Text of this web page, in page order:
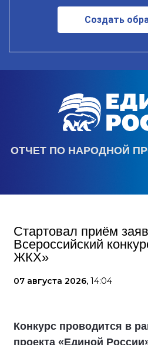
Создать
ОТЧЕТ ПО НАРОДНОЙ
Стартовал приём
Всероссийский
ЖКХ»
07 августа 2026, 14:04
Конкурс проводится в
проекта «Единой